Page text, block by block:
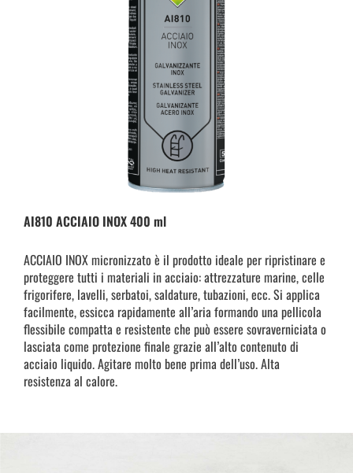
AI810 ACCIAIO INOX 400 ml
ACCIAIO INOX micronizzato è il prodotto ideale per ripristinare e
proteggere tutti i materiali in acciaio: attrezzature marine, celle
frigorifere, lavelli, serbatoi, saldature, tubazioni, ecc. Si applica
facilmente, essicca rapidamente all’aria formando una pellicola
flessibile compatta e resistente che può essere sovraverniciata o
lasciata come protezione finale grazie all’alto contenuto di
acciaio liquido. Agitare molto bene prima dell’uso. Alta
resistenza al calore.